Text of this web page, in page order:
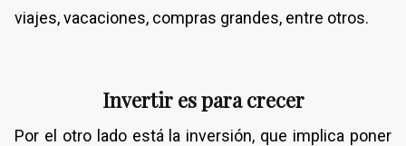
viajes, vacaciones, compras grandes, entre otros.
Invertir es para crecer
Por el otro lado está la inversión, que implica poner